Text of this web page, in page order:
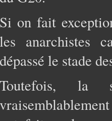
Si on fait
les anarchistes
dépassé le stade
Toutefois, la